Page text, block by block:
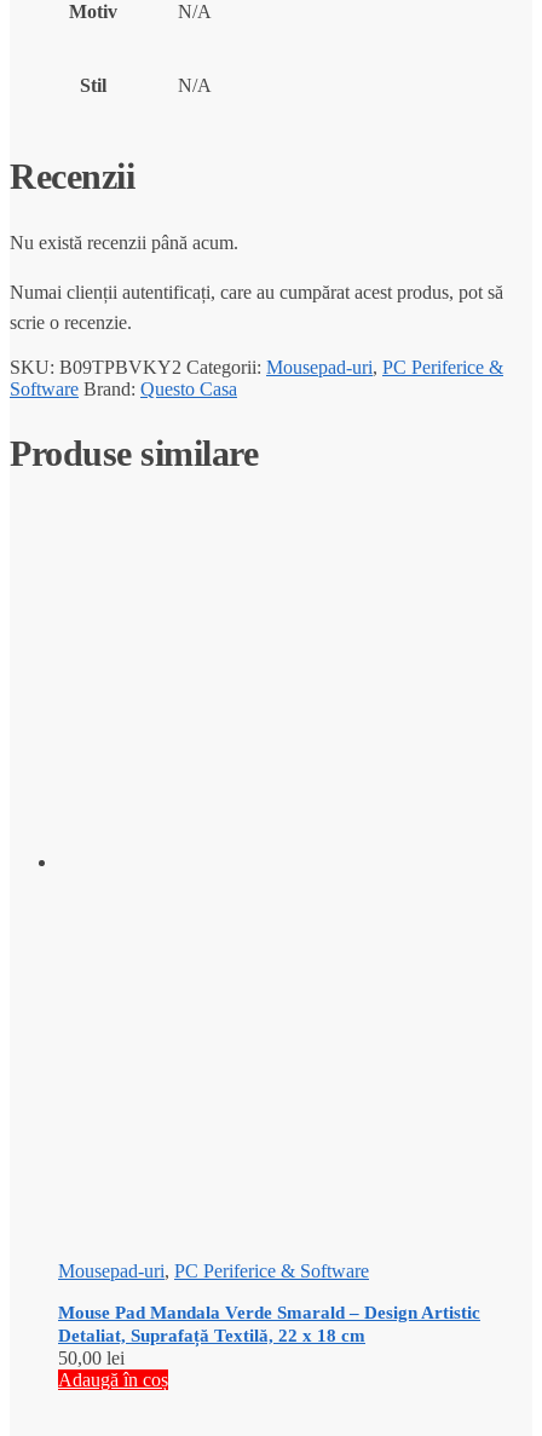
Motiv N/A
Stil N/A
Recenzii
Nu există recenzii până acum.
Numai clienții autentificați, care au cumpărat acest produs, pot să
scrie o recenzie.
SKU: B09TPBVKY2 Categorii: Mousepad-uri, PC Periferice &
Software Brand: Questo Casa
Produse similare
Mousepad-uri, PC Periferice & Software
Mouse Pad Mandala Verde Smarald – Design Artistic
Detaliat, Suprafață Textilă, 22 x 18 cm
50,00 lei
Adaugă în coș